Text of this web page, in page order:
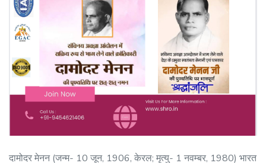
दामोदर मेनन (जन्म- 10 जून, 1906, केरल; मृत्यु- 1 नवम्बर, 1980) भारत